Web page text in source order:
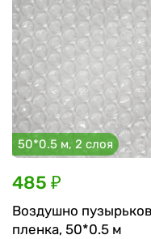
50*0.5 м, 2 слоя
485 ₽
Воздушно
пленка, 50*0.5 м